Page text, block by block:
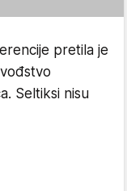
pretila je
Seltiksi nisu